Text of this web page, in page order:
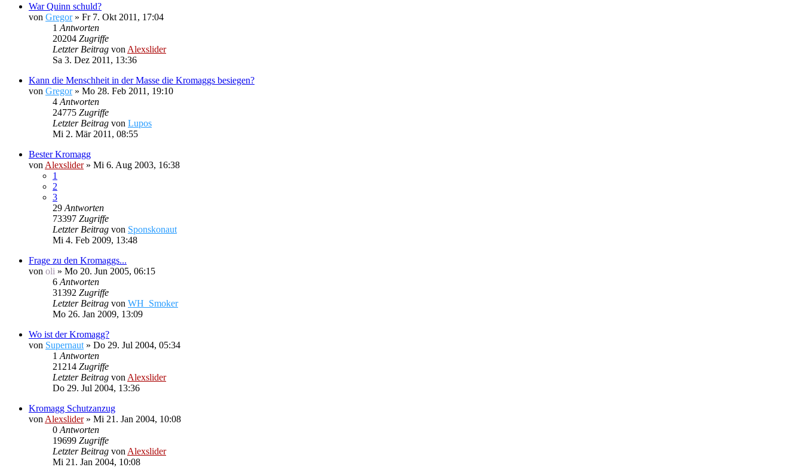
War Quinn schuld?
von Gregor» Fr 7. Okt 2011, 17:04
1 Antworten
20204 Zugriffe
Letzter Beitrag von Alexslider
Sa 3. Dez 2011, 13:36
Kann die Menschheit in der Masse die Kromaggs besiegen?
von Gregor» Mo 28. Feb 2011, 19:10
4 Antworten
24775 Zugriffe
Letzter Beitrag von Lupos
Mi 2. Mär 2011, 08:55
Bester Kromagg
von Alexslider» Mi 6. Aug 2003, 16:38
1
2
3
29 Antworten
73397 Zugriffe
Letzter Beitrag von Sponskonaut
Mi 4. Feb 2009, 13:48
Frage zu den Kromaggs...
von oli » Mo 20. Jun 2005, 06:15
6 Antworten
31392 Zugriffe
Letzter Beitrag von WH_Smoker
Mo 26. Jan 2009, 13:09
Wo ist der Kromagg?
von Supernaut » Do 29. Jul 2004, 05:34
1 Antworten
21214 Zugriffe
Letzter Beitrag von Alexslider
Do 29. Jul 2004, 13:36
Kromagg Schutzanzug
von Alexslider» Mi 21. Jan 2004, 10:08
0 Antworten
19699 Zugriffe
Letzter Beitrag von Alexslider
Mi 21. Jan 2004, 10:08